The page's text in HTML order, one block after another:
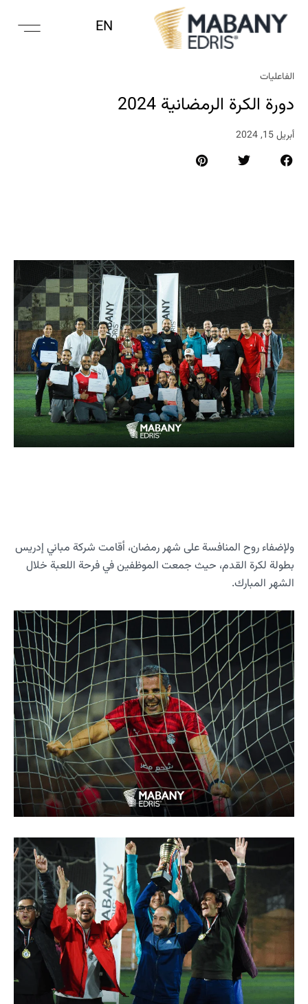
EN
الفاعليات
دورة الكرة الرمضانية 2024
أبريل 15, 2024
ولإضفاء روح المنافسة على شهر رمضان، أقامت شركة مباني إدريس
بطولة لكرة القدم، حيث جمعت الموظفين في فرحة اللعبة خلال
الشهر المبارك.